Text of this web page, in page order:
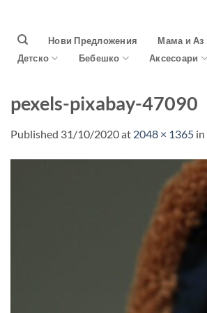
content
Нови Предложения Мама и Аз
Детско
Бебешко Аксесоари
pexels-pixabay-47090
Published 31/10/2020at 2048 × 1365 in